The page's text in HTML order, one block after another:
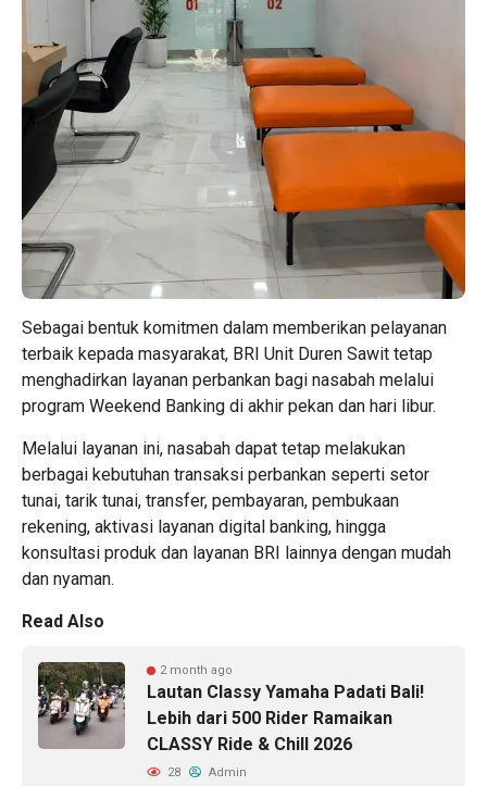
Sebagai bentuk komitmen dalam memberikan pelayanan
terbaik kepada masyarakat, BRI Unit Duren Sawit tetap
menghadirkan layanan perbankan bagi nasabah melalui
program Weekend Banking di akhir pekan dan hari libur.
Melalui layanan ini, nasabah dapat tetap melakukan
berbagai kebutuhan transaksi perbankan seperti setor
tunai, tarik tunai, transfer, pembayaran, pembukaan
rekening, aktivasi layanan digital banking, hingga
konsultasi produk dan layanan BRI lainnya dengan mudah
dan nyaman.
Read Also
2 month ago
Lautan Classy Yamaha Padati Bali!
Lebih dari 500 Rider Ramaikan
CLASSY Ride & Chill 2026
28 Admin